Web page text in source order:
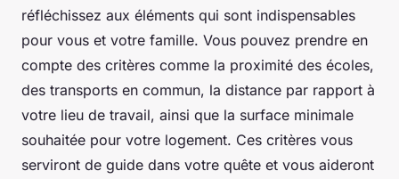
réfléchissez aux éléments qui sont indispensables
pour vous et votre famille. Vous pouvez prendre en
compte des critères comme la proximité des écoles,
des transports en commun, la distance par rapport à
votre lieu de travail, ainsi que la surface minimale
souhaitée pour votre logement. Ces critères vous
serviront de guide dans votre quête et vous aideront